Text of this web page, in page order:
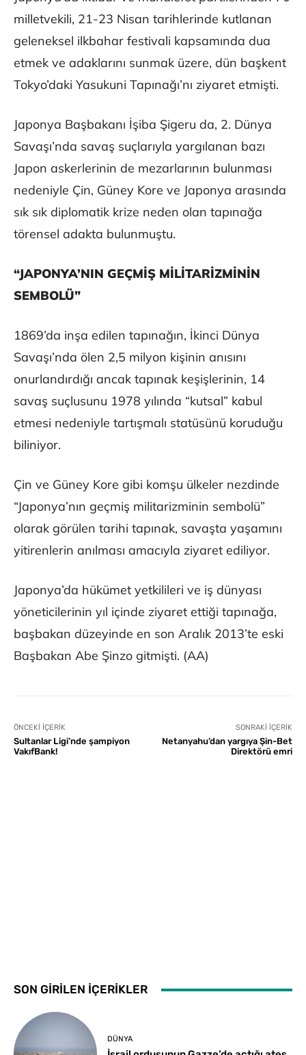
milletvekili, 21-23 Nisan tarihlerinde kutlanan
geleneksel ilkbahar festivali kapsamında dua
etmek ve adaklarını sunmak üzere, dün başkent
Tokyo’daki Yasukuni Tapınağı’nı ziyaret etmişti.
Japonya Başbakanı İşiba Şigeru da, 2. Dünya
Savaşı’nda savaş suçlarıyla yargılanan bazı
Japon askerlerinin de mezarlarının bulunması
nedeniyle Çin, Güney Kore ve Japonya arasında
sık sık diplomatik krize neden olan tapınağa
törensel adakta bulunmuştu.
“JAPONYA’NIN GEÇMİŞ MİLİTARİZMİNİN
SEMBOLÜ”
1869’da inşa edilen tapınağın, İkinci Dünya
Savaşı’nda ölen 2,5 milyon kişinin anısını
onurlandırdığı ancak tapınak keşişlerinin, 14
savaş suçlusunu 1978 yılında “kutsal” kabul
etmesi nedeniyle tartışmalı statüsünü koruduğu
biliniyor.
Çin ve Güney Kore gibi komşu ülkeler nezdinde
“Japonya’nın geçmiş militarizminin sembolü”
olarak görülen tarihi tapınak, savaşta yaşamını
yitirenlerin anılması amacıyla ziyaret ediliyor.
Japonya’da hükümet yetkilileri ve iş dünyası
yöneticilerinin yıl içinde ziyaret ettiği tapınağa,
başbakan düzeyinde en son Aralık 2013’te eski
Başbakan Abe Şinzo gitmişti. (AA)
ÖNCEKI İÇERIK
Sultanlar Ligi’nde şampiyon
VakıfBank!
SONRAKI İÇERIK
Netanyahu’dan yargıya Şin-Bet
Direktörü emri
SON GİRİLEN İÇERİKLER
DÜNYA